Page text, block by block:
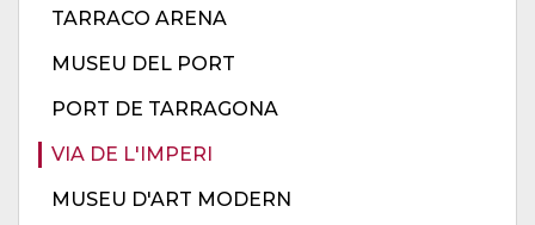
TARRACO ARENA
MUSEU DEL PORT
PORT DE TARRAGONA
VIA DE L'IMPERI
MUSEU D'ART MODERN